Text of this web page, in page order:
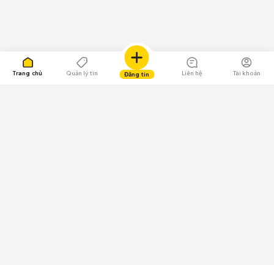
Trang chủ Quản lý tin Đăng tin Liên hệ Tài khoản